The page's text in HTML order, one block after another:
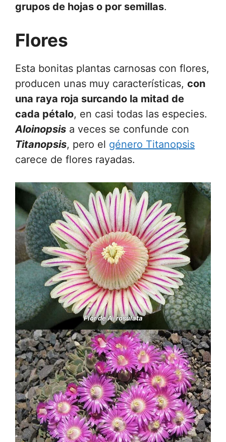
grupos de hojas o por semillas.
Flores
Esta bonitas plantas carnosas con flores,
producen unas muy características, con
una raya roja surcando la mitad de
cada pétalo, en casi todas las especies.
Aloinopsis a veces se confunde con
Titanopsis, pero el género Titanopsis
carece de flores rayadas.
Flor de A. rosulata